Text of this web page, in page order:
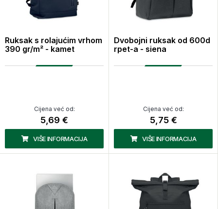
Ruksak s rolajućim vrhom
390 gr/m² - kamet
Cijena već od:
5,69 €
VIŠE INFORMACIJA
Dvobojni ruksak od 600d
rpet-a - siena
Cijena već od:
5,75 €
VIŠE INFORMACIJA